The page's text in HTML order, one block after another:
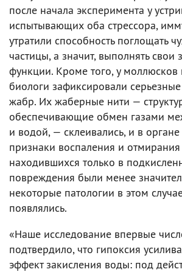
после начала эксперимента у
испытывающих оба стрессора,
утратили способность поглощать
частицы, а значит, выполнять свои
функции. Кроме того, у моллюсков
биологи зафиксировали
жабр. Их жаберные нити —
обеспечивающие обмен газами
и водой, — склеивались, и в
признаки воспаления и отмирания
находившихся только в
повреждения были менее
некоторые патологии в этом
появлялись.
«Наше исследование впервые
подтвердило, что гипоксия
эффект закисления воды: под